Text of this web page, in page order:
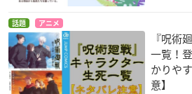
話題 アニメ
『呪術
一覧！
かりや
意】